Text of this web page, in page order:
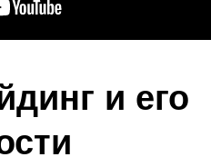
и его